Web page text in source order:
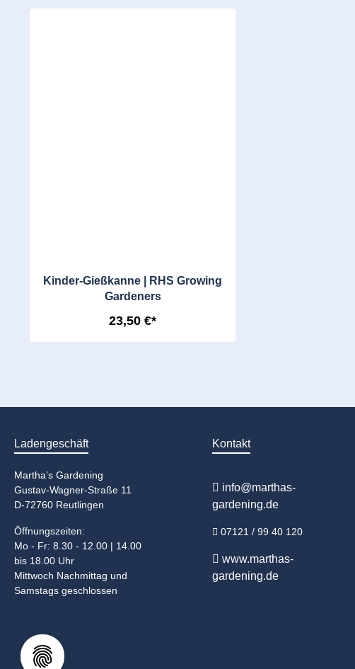
Kinder-Gießkanne | RHS Growing
Gardeners
23,50 €*
Ladengeschäft
Martha’s Gardening
Gustav-Wagner-Straße 11
D-72760 Reutlingen
Öffnungszeiten:
Mo - Fr: 8.30 - 12.00 | 14.00
bis 18.00 Uhr
Mittwoch Nachmittag und
Samstags geschlossen
Kontakt
info@marthas-
gardening.de
07121 / 99 40 120
www.marthas-
gardening.de